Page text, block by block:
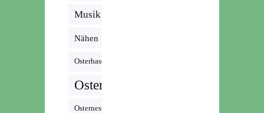
Musik /
Radio /
Nähen
Osterhase
Ostern
Osternest